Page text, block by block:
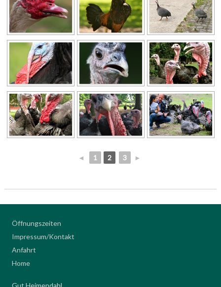
◄ 1 2 3 ►
Öffnungszeiten
Impressum/Kontakt
Anfahrt
Home
Gut Heimendahl